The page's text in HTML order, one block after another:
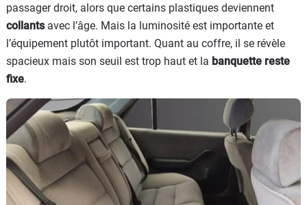
passager droit, alors que certains plastiques deviennent
collants avec l’âge. Mais la luminosité est importante et
l’équipement plutôt important. Quant au coffre, il se révèle
spacieux mais son seuil est trop haut et la banquette reste
fixe.